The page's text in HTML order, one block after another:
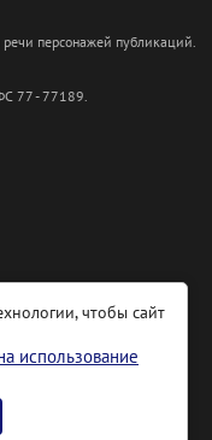
персонажей публикаций.
77 - 77189.
чтобы сайт
использование